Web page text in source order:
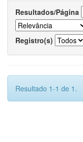
Resultados/Página
Registro(s)
Resultado 1-1 de 1.